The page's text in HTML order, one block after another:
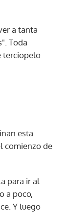
a tanta
Toda
terciopelo
esta
comienzo de
para ir al
a poco,
Y luego